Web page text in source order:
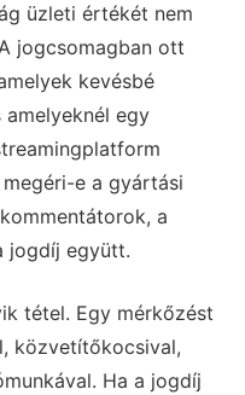
üzleti értékét nem
jogcsomagban ott
kevésbé
egy
e a gyártási
a
jogdíj együtt.
tétel. Egy mérkőzést
közvetítőkocsival,
Ha a jogdíj